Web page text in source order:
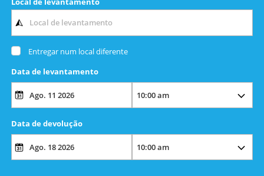
Entregar num local diferente
Data de levantamento
Data de devolução